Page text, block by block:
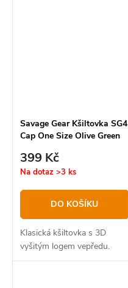
Savage Gear Kšiltovka SG4
Cap One Size Olive Green
399 Kč
Na dotaz >3 ks
DO KOŠÍKU
Klasická kšiltovka s 3D
vyšitým logem vepředu.